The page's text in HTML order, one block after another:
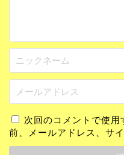
次回のコメントで使用
前、メールアドレス、サ